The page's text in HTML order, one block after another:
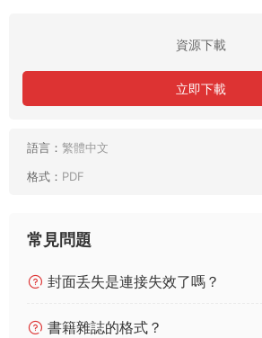
資源下載
立即下載
語言： 繁體中文
格式： PDF
常見問題
封面丢失是連接失效了嗎？
書籍雜誌的格式？